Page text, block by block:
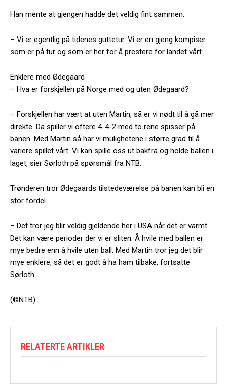
Han mente at gjengen hadde det veldig fint sammen.
– Vi er egentlig på tidenes guttetur. Vi er en gjeng kompiser
som er på tur og som er her for å prestere for landet vårt.
Enklere med Ødegaard
– Hva er forskjellen på Norge med og uten Ødegaard?
– Forskjellen har vært at uten Martin, så er vi nødt til å gå mer
direkte. Da spiller vi oftere 4-4-2 med to rene spisser på
banen. Med Martin så har vi mulighetene i større grad til å
variere spillet vårt. Vi kan spille oss ut bakfra og holde ballen i
laget, sier Sørloth på spørsmål fra NTB.
Trønderen tror Ødegaards tilstedeværelse på banen kan bli en
stor fordel.
– Det tror jeg blir veldig gjeldende her i USA når det er varmt.
Det kan være perioder der vi er sliten. Å hvile med ballen er
mye bedre enn å hvile uten ball. Med Martin tror jeg det blir
mye enklere, så det er godt å ha ham tilbake, fortsatte
Sørloth.
(©NTB)
RELATERTE ARTIKLER